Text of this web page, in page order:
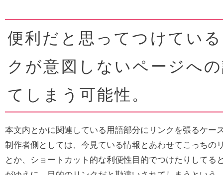
便利だと思ってつけてい
クが意図しないページへ
てしまう可能性。
本文内とかに関連している用語部分にリンクを張るケー
制作者側としては、今見ている情報とあわせてこっちの
とか、ショートカット的な利便性目的でつけたりしてる